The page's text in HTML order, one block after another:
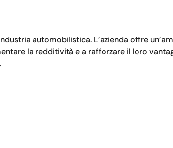
automobilistica. L’azienda offre
la redditività e a rafforzare il loro